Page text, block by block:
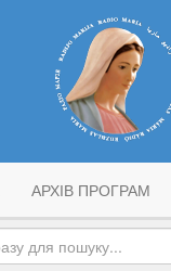
АРХІВ ПРОГРАМ